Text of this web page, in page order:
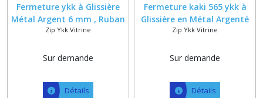
Fermeture ykk à Glissière
Métal Argent 6 mm , Ruban
Blanc Cassé , Bleu , Vert ,
Zip Ykk Vitrine
Sur demande
Détails
Fermeture kaki 565 ykk à
Glissière en Métal Argenté
de 6 mm Sur Mesure
Zip Ykk Vitrine
Sur demande
Détails